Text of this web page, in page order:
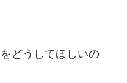
どうしてほしいの